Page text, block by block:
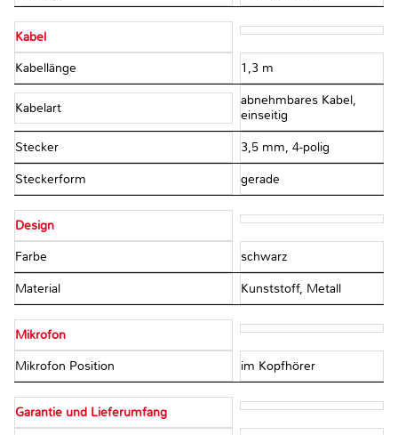
Kabel
Kabellänge 1,3 m
Kabelart
abnehmbares Kabel,
einseitig
Stecker 3,5 mm, 4-polig
Steckerform gerade
Design
Farbe schwarz
Material Kunststoff, Metall
Mikrofon
Mikrofon Position im Kopfhörer
Garantie und Lieferumfang